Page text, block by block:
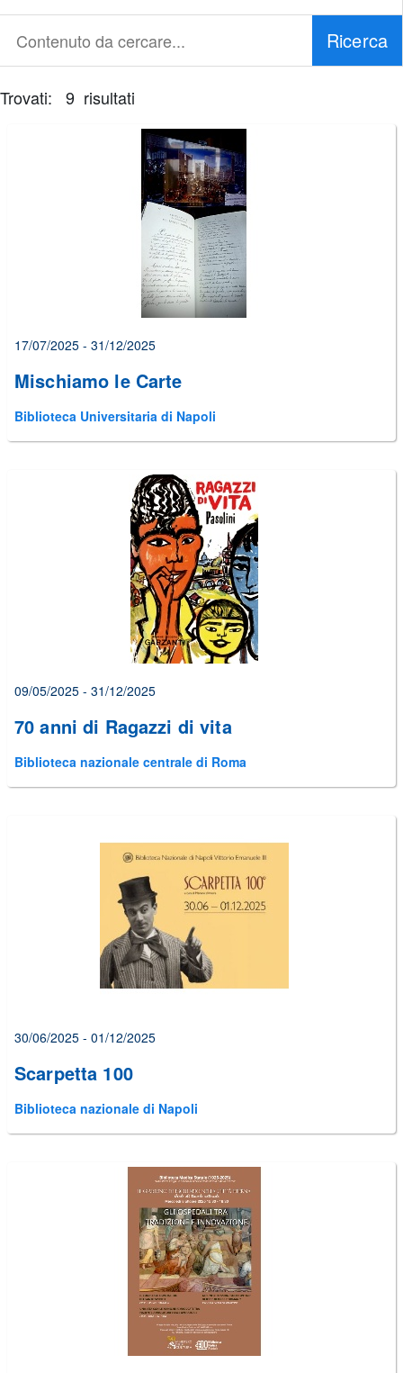
Istituto
Contenuto
da
Ricerca
È
Trovati: 9 risultati
17/07/2025 - 31/12/2025
Mischiamo le Carte
Biblioteca Universitaria di Napoli
09/05/2025 - 31/12/2025
70 anni di Ragazzi di vita
Biblioteca nazionale centrale di Roma
30/06/2025 - 01/12/2025
Scarpetta 100
Biblioteca nazionale di Napoli